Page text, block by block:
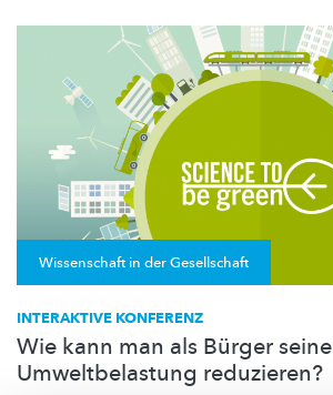
Wissenschaft in der Gesellschaft
INTERAKTIVE KONFERENZ
Wie kann man als Bürger seine
Umweltbelastung reduzieren?